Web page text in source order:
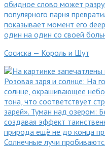
Сосиска — Король и Шут